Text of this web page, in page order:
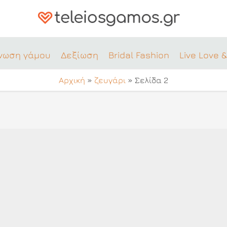
γάμου Δεξίωση Bridal Fashion Live Love
Αρχική » ζευγάρι » Σελίδα 2